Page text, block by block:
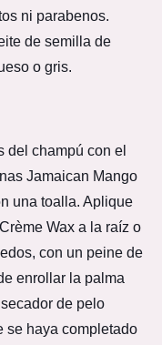
ni parabenos.
de semilla de
o gris.
del champú con el
Jamaican Mango
una toalla. Aplique
Wax a la raíz o
con un peine de
enrollar la palma
de pelo
se haya completado